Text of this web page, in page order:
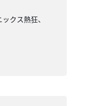
クス熱狂、